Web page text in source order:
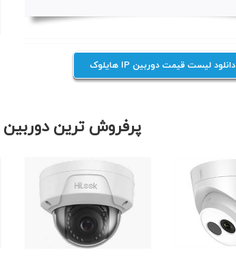
دانلود لیست قیمت دوربین IP هایلوک
پرفروش ترین